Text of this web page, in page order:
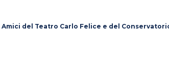
Amici del Teatro Carlo Felice e del